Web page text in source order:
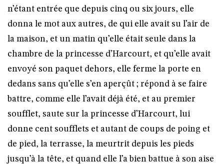
n’étant entrée que depuis cinq ou six jours, elle
donna le mot aux autres, de qui elle avait su l’air de
la maison, et un matin qu’elle était seule dans la
chambre de la princesse d’Harcourt, et qu’elle avait
envoyé son paquet dehors, elle ferme la porte en
dedans sans qu’elle s’en aperçût ; répond à se faire
battre, comme elle l’avait déjà été, et au premier
soufflet, saute sur la princesse d’Harcourt, lui
donne cent soufflets et autant de coups de poing et
de pied, la terrasse, la meurtrit depuis les pieds
jusqu’à la tête, et quand elle l’a bien battue à son aise